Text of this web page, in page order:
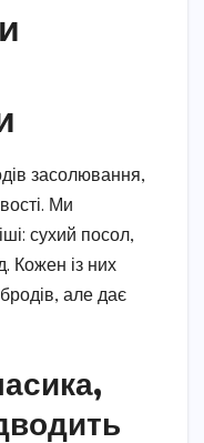
засолювання,
Ми
сухий посол,
Кожен із них
але дає